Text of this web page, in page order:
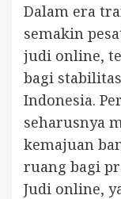
Dalam era
semakin
judi online,
bagi
Indonesia.
seharusnya
kemajuan
ruang bagi
Judi online,